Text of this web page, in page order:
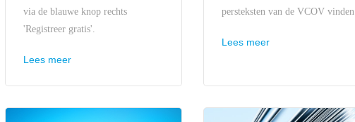
via de blauwe knop rechts
'Registreer gratis'.
Lees meer
persteksten van de VCOV vinden
Lees meer